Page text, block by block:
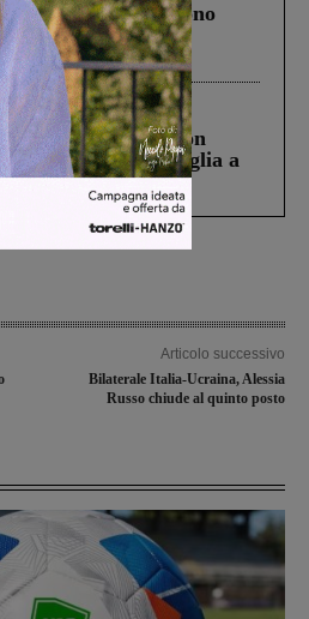
in A1 in cui morirono
Lo schianto, il
fra tir....
di Castiglion
aveva ucciso la figlia a
Articolo successivo
Bilaterale Italia-Ucraina, Alessia
Russo chiude al quinto posto